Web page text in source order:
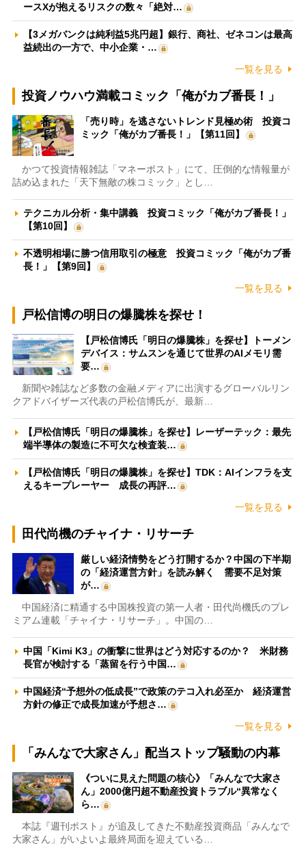
ースXが抱えるリスクの数々「絶対…
【3メガバンクは純利益5兆円超】銀行、商社、ゼネコンは最高
益続出の一方で、中小企業・…
一覧を見る
投資ノウハウ満載コミック「俺がカブ番長！」
「売り時」を逃さないトレンド見極め術 投資コ
ミック「俺がカブ番長！」【第11回】
かつて投資情報雑誌「マネーポスト」にて、圧倒的な情報量が
詰め込まれた「天下無敵の株コミック」とし…
テクニカル分析・集中講義 投資コミック「俺がカブ番長！」
【第10回】
不透明相場に勝つ信用取引の極意 投資コミック「俺がカブ番
長！」【第9回】
一覧を見る
戸松信博の明日の爆騰株を探せ！
【戸松信博氏「明日の爆騰株」を探せ】トーメン
デバイス：サムスンを通じて世界のAIメモリ需
要…
新聞や雑誌など多数の金融メディアに出演するグローバルリン
クアドバイザーズ代表の戸松信博氏が、最新…
【戸松信博氏「明日の爆騰株」を探せ】レーザーテック：最先
端半導体の製造に不可欠な検査装…
【戸松信博氏「明日の爆騰株」を探せ】TDK：AIインフラを支
えるキープレーヤー 成長の再評…
一覧を見る
田代尚機のチャイナ・リサーチ
厳しい経済情勢をどう打開するか？中国の下半期
の「経済運営方針」を読み解く 需要不足対策
が…
中国経済に精通する中国株投資の第一人者・田代尚機氏のプレ
ミアム連載「チャイナ・リサーチ」。中国の…
中国「Kimi K3」の衝撃に世界はどう対応するのか？ 米財務
長官が検討する「蒸留を行う中国…
中国経済“予想外の低成長”で政策のテコ入れ必至か 経済運営
方針の修正で成長加速が予想さ…
一覧を見る
「みんなで大家さん」配当ストップ騒動の内幕
《ついに見えた問題の核心》「みんなで大家さ
ん」2000億円超不動産投資トラブル“異常なく
ら…
本誌『週刊ポスト』が追及してきた不動産投資商品「みんなで
大家さん」がいよいよ最終局面を迎えている…